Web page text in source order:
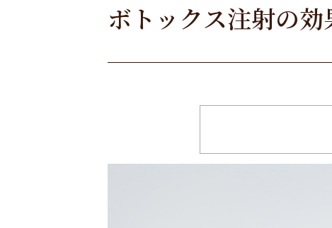
ボトックス注射の